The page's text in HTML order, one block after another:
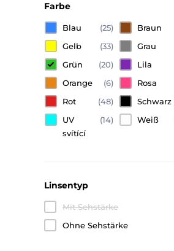
Farbe
Blau (25) Braun
Gelb
(33) Grau
Grün
(20) Lila
Orange
(6) Rosa
Rot
(48) Schwarz
UV
svítící
(14) Weiß
Linsentyp
Mit Sehstärke
Ohne Sehstärke